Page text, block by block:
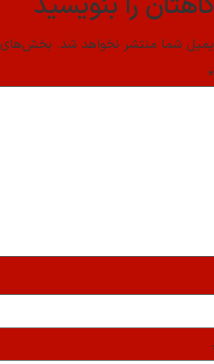
شما منتشر نخواهد شد. بخش‌های
*